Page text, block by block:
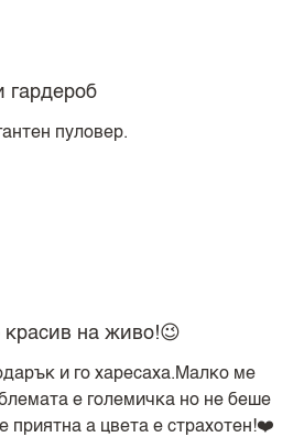
гардероб
пуловер.
на живо!😉
и го харесаха.Малко ме
е големичка но не беше
приятна а цвета е страхотен!❤️